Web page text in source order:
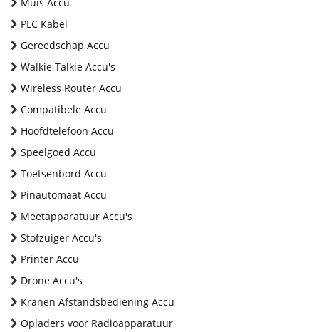
PLC Kabel
Gereedschap Accu
Walkie Talkie Accu's
Wireless Router Accu
Compatibele Accu
Hoofdtelefoon Accu
Speelgoed Accu
Toetsenbord Accu
Pinautomaat Accu
Meetapparatuur Accu's
Stofzuiger Accu's
Printer Accu
Drone Accu's
Kranen Afstandsbediening Accu
Opladers voor Radioapparatuur